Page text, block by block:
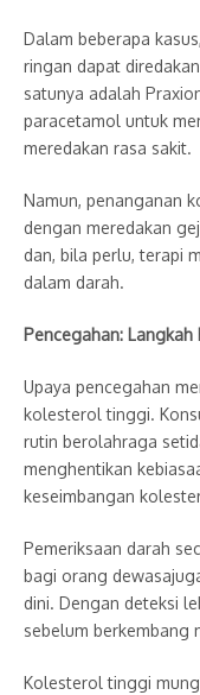
Dalam beberapa
ringan dapat
satunya adalah
paracetamol untuk
meredakan rasa sakit.
Namun, penanganan
dengan meredakan
dan, bila perlu, terapi
dalam darah.
Pencegahan: Langkah
Upaya pencegahan
kolesterol tinggi.
rutin berolahraga
menghentikan
keseimbangan
Pemeriksaan darah
bagi orang
dini. Dengan deteksi
sebelum berkembang
Kolesterol tinggi